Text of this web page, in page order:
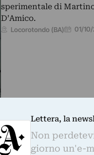
sperimentale di
D’Amico.
Locorotondo (BA) 01/
Lettera, la
Non
giorno un'e-